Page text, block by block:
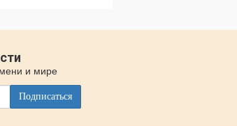
и мире
Подписаться